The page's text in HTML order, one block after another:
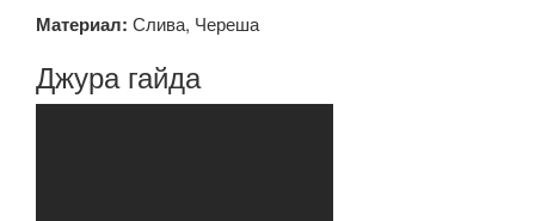
Материал: Слива, Череша
Джура гайда